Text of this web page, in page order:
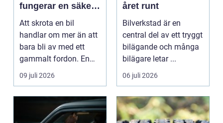
fungerar en säker
och miljövänlig
skrotning
Att skrota en bil
handlar om mer än att
bara bli av med ett
gammalt fordon. En
genomtänkt skrotning
09 juli 2026
året runt
Bilverkstad är en
central del av ett tryggt
bilägande och många
bilägare letar ...
06 juli 2026